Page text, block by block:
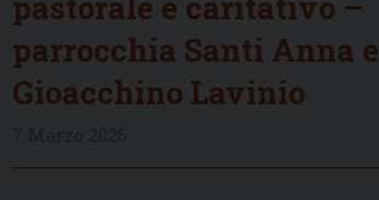
parrocchia Santi Anna e
Gioacchino Lavinio